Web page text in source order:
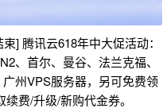
] 腾讯云618年中大促活动：
、首尔、曼谷、法兰克福、
广州VPS服务器，另可免费领
续费/升级/新购代金券。